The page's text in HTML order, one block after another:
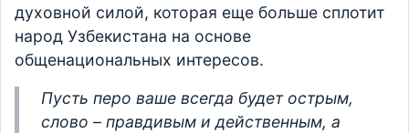
духовной силой, которая еще больше сплотит
народ Узбекистана на основе
общенациональных интересов.
Пусть перо ваше всегда будет острым,
слово – правдивым и действенным, а